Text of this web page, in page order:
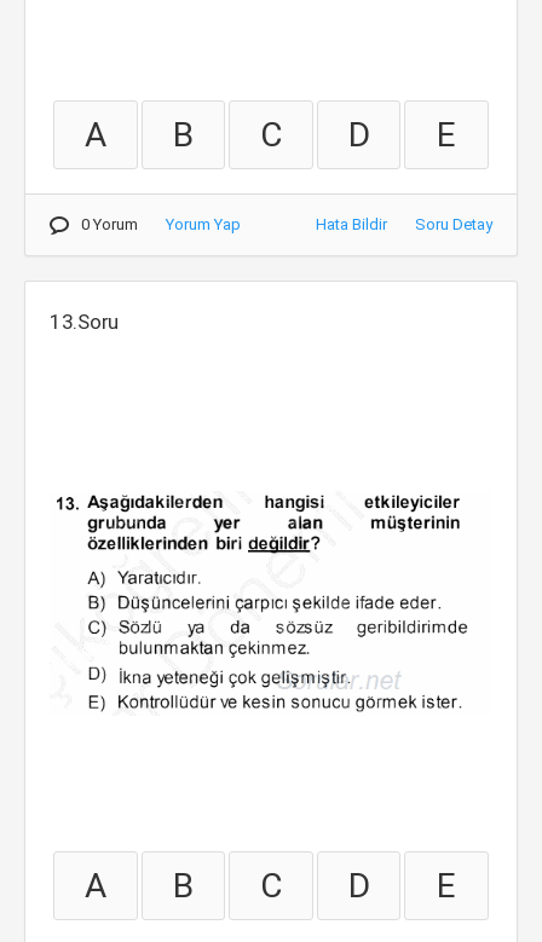
A B C D E
0 Yorum Yorum Yap Hata Bildir Soru Detay
13.Soru
A B C D E